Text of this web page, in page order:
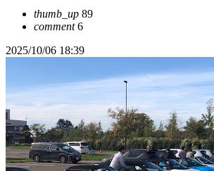
thumb_up 89
comment6
2025/10/06 18:39